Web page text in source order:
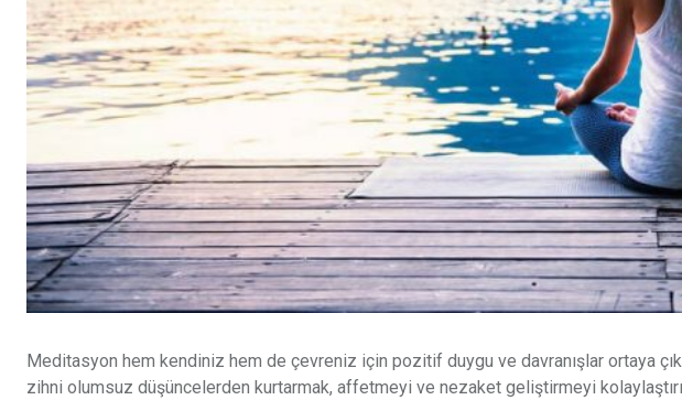
Meditasyon hem kendiniz hem de çevreniz için pozitif duygu ve davranışlar ortaya
zihni olumsuz düşüncelerden kurtarmak, affetmeyi ve nezaket geliştirmeyi